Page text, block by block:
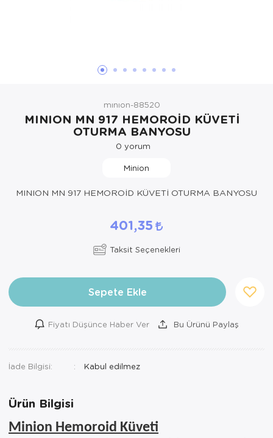
Ortopedi Ürünleri
Ortopedi Ürünleri
mınıon-88520
MINION MN 917 HEMOROİD KÜVETİ
OTURMA BANYOSU
0 yorum
Minion
MINION MN 917 HEMOROİD KÜVETİ OTURMA BANYOSU
401,35
Taksit Seçenekleri
Sepete Ekle
Fiyatı Düşünce Haber Ver Bu Ürünü Paylaş
İade Bilgisi:
Ürün Bilgisi
Minion Hemoroid Küveti